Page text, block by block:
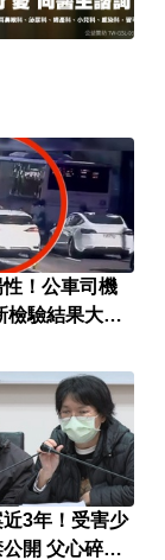
！公車司機
檢驗結果大逆
3年！受害少
開 父心碎發